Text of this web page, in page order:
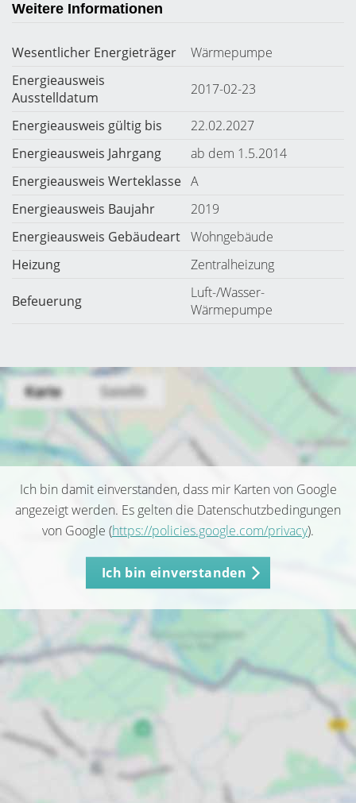
Weitere Informationen
Wesentlicher Energieträger
Wärmepumpe
Energieausweis
Ausstelldatum
2017-02-23
Energieausweis gültig bis
22.02.2027
Energieausweis Jahrgang
ab dem 1.5.2014
Energieausweis Werteklasse A
Energieausweis Baujahr
2019
Energieausweis Gebäudeart Wohngebäude
Heizung
Zentralheizung
Befeuerung
Luft-/Wasser-
Wärmepumpe
Ich bin damit einverstanden, dass mir Karten von Google
angezeigt werden. Es gelten die Datenschutzbedingungen
von Google (https://policies.google.com/privacy).
Ich bin einverstanden